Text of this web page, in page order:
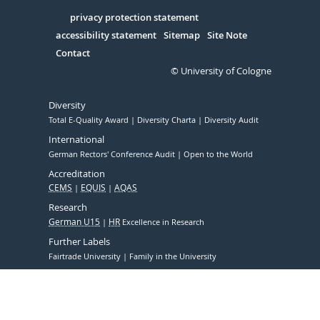
Serivce
privacy protection statement
accessibility statement Sitemap Site Note
Contact
© University of Cologne
Diversity
Total E-Quality Award Diversity Charta Diversity Audit
International
German Rectors' Conference Audit Open to the World
Accreditation
CEMS EQUIS AQAS
Research
German U15 HR Excellence in Research
Further Labels
Fairtrade University Family in the University